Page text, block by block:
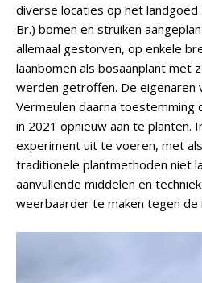
diverse locaties op het landgoed
Br.) bomen en struiken
allemaal gestorven, op enkele
laanbomen als bosaanplant met
werden getroffen. De eigenaren
Vermeulen daarna toestemming
in 2021 opnieuw aan te planten.
experiment uit te voeren, met
traditionele plantmethoden niet
aanvullende middelen en
weerbaarder te maken tegen